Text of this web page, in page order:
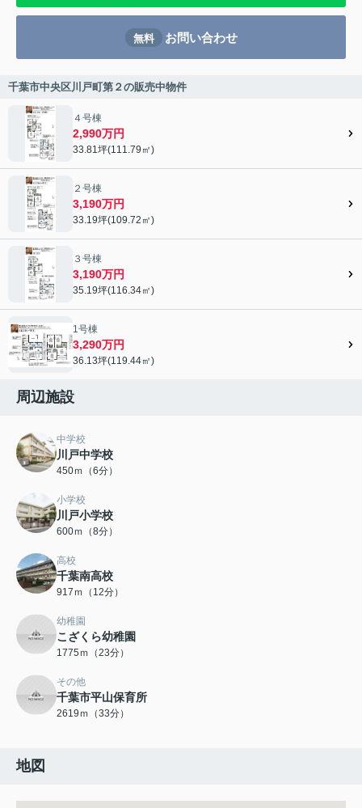
無料 お問い合わせ
千葉市中央区川戸町第２の販売中物件
４号棟
2,990万円
33.81坪(111.79㎡)
２号棟
3,190万円
33.19坪(109.72㎡)
３号棟
3,190万円
35.19坪(116.34㎡)
1号棟
3,290万円
36.13坪(119.44㎡)
周辺施設
中学校
川戸中学校
450ｍ（6分）
小学校
川戸小学校
600ｍ（8分）
高校
千葉南高校
917ｍ（12分）
幼稚園
こざくら幼稚園
1775ｍ（23分）
その他
千葉市平山保育所
2619ｍ（33分）
地図